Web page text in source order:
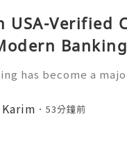
USA-Verified
has become a
from their
financia53分鐘前